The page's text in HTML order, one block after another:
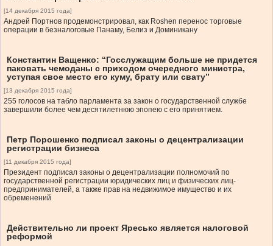
[14 декабря 2015 года]
Андрей Портнов продемонстрировал, как Roshen перенос торговые
операции в безналоговые Панаму, Белиз и Доминикану
Константин Ващенко: “Госслужащим больше не придется
паковать чемоданы с приходом очередного министра,
уступая свое место его куму, брату или свату”
[13 декабря 2015 года]
255 голосов на табло парламента за закон о государственной службе
завершили более чем десятилетнюю эпопею с его принятием.
Петр Порошенко подписал законы о децентрализации
регистрации бизнеса
[11 декабря 2015 года]
Президент подписал законы о децентрализации полномочий по
государственной регистрации юридических лиц и физических лиц-
предпринимателей, а также прав на недвижимое имущество и их
обременений
Действительно ли проект Яресько является налоговой
реформой